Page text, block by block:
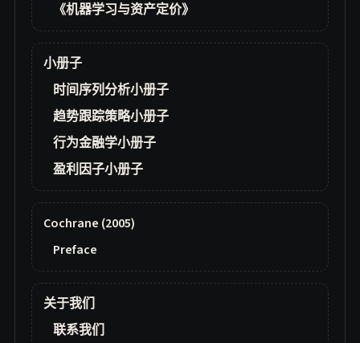
《机器学习与资产定价》
小册子
时间序列分析小册子
趋势跟踪策略小册子
行为金融学小册子
盈利因子小册子
Cochrane (2005)
Preface
关于我们
联系我们